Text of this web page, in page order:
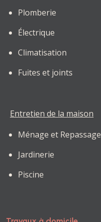
Plomberie
Électrique
Climatisation
Fuites et joints
Entretien de la maison
Ménage et Repassage
Jardinerie
Piscine